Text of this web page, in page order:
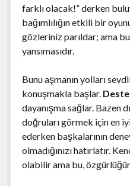
farklı olacak!” derken
bağımlılığın etkili bir
gözleriniz parıldar; ama
yansımasıdır.
Bunu aşmanın yolları
konuşmakla başlar.
dayanışma sağlar. Bazen
doğruları görmek için en
ederken başkalarının
olmadığınızı hatırlatır.
olabilir ama bu, özgürlüğün